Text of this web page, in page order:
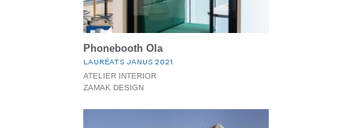
Phonebooth Ola
LAURÉATS JANUS 2021
ATELIER INTERIOR
ZAMAK DESIGN